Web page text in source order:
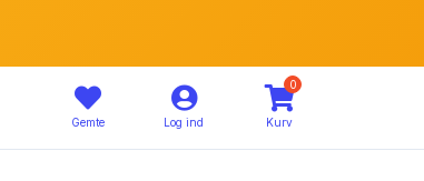
Gemte Log ind
0
Kurv